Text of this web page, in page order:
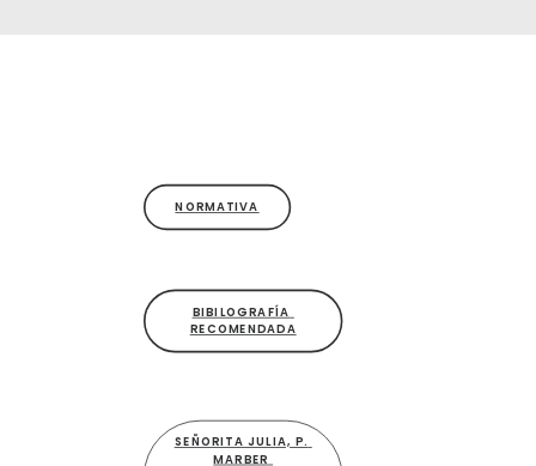
NORMATIVA
BIBILOGRAFÍA
RECOMENDADA
SEÑORITA JULIA, P.
MARBER